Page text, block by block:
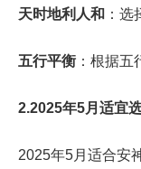
天时地利人和 ：选
五行平衡 ：根据五
2.2025年5月适宜
2025年5月适合安